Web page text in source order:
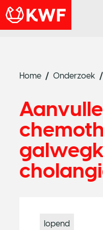
Home Onderzoek
lopend